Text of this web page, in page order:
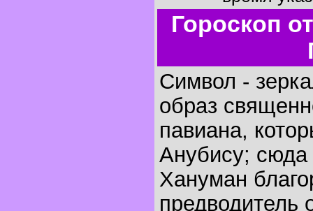
Гороскоп
Символ -
образ
павиана,
Анубису;
Хануман
предводитель